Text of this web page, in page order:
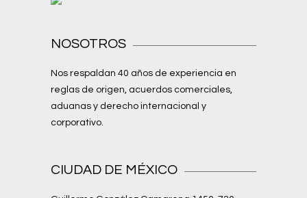
NOSOTROS
Nos respaldan 40 años de experiencia en
reglas de origen, acuerdos comerciales,
aduanas y derecho internacional y
corporativo.
CIUDAD DE MÉXICO